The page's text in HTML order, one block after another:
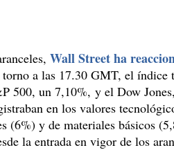
Wall Street ha
a las 17.30 GMT, el índice
500, un 7,10%, y el Dow
en los valores
(6%) y de materiales básicos
la entrada en vigor de los